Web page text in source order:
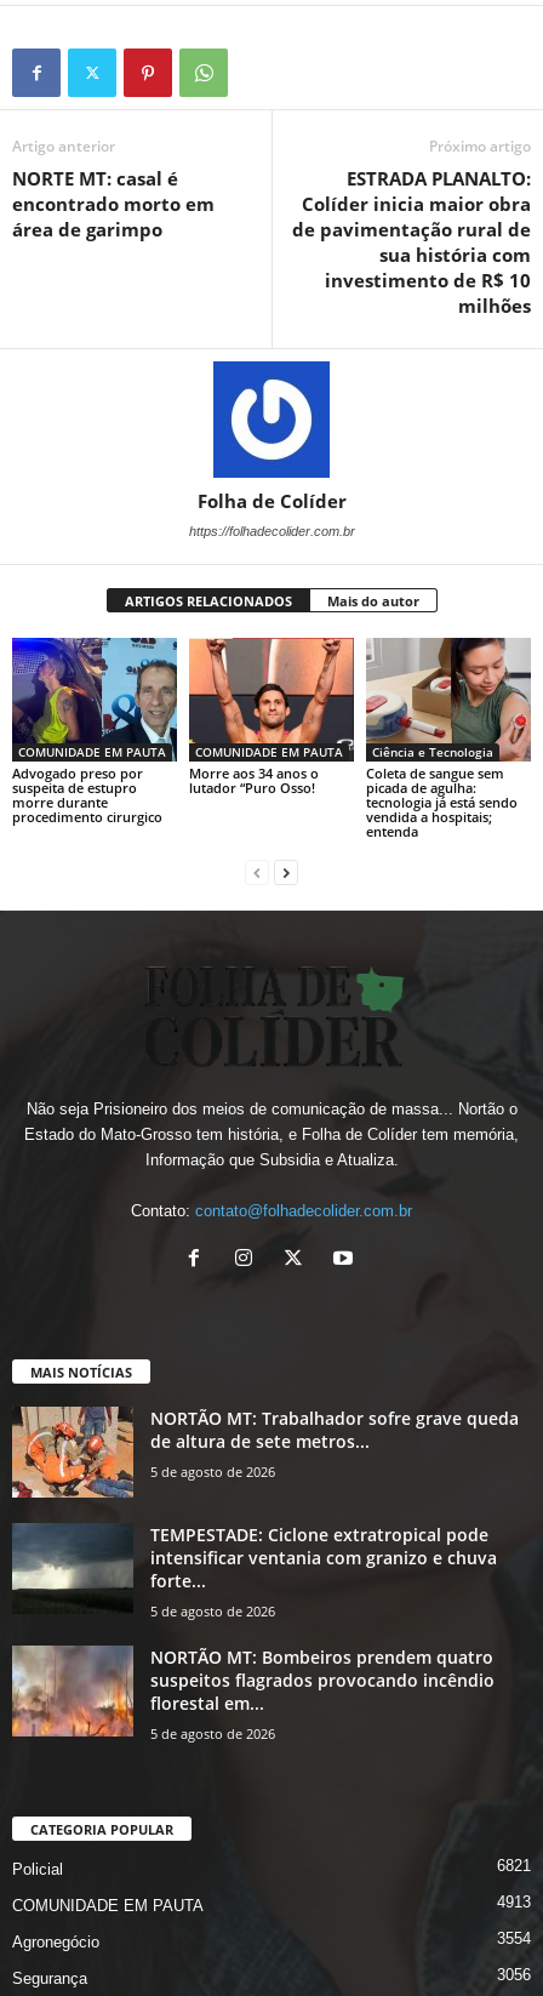
Artigo anterior
NORTE MT: casal é
encontrado morto em
área de garimpo
Próximo artigo
ESTRADA PLANALTO:
Colíder inicia maior obra
de pavimentação rural de
sua história com
investimento de R$ 10
milhões
Folha de Colíder
https://folhadecolider.com.br
ARTIGOS RELACIONADOS Mais do autor
COMUNIDADE EM PAUTA
Advogado preso por
suspeita de estupro
morre durante
procedimento cirurgico
COMUNIDADE EM PAUTA
Morre aos 34 anos o
lutador “Puro Osso!
Ciência e Tecnologia
Coleta de sangue sem
picada de agulha:
tecnologia já está sendo
vendida a hospitais;
entenda
Não seja Prisioneiro dos meios de comunicação de massa... Nortão o
Estado do Mato-Grosso tem história, e Folha de Colíder tem memória,
Informação que Subsidia e Atualiza.
Contato: contato@folhadecolider.com.br
MAIS NOTÍCIAS
NORTÃO MT: Trabalhador sofre grave queda
de altura de sete metros...
5 de agosto de 2026
TEMPESTADE: Ciclone extratropical pode
intensificar ventania com granizo e chuva
forte...
5 de agosto de 2026
NORTÃO MT: Bombeiros prendem quatro
suspeitos flagrados provocando incêndio
florestal em...
5 de agosto de 2026
CATEGORIA POPULAR
Policial 6821
COMUNIDADE EM PAUTA 4913
Agronegócio 3554
Segurança 3056